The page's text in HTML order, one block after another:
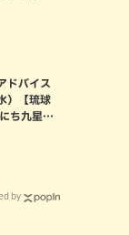
ドバイス
）【琉球
ち九星気
by